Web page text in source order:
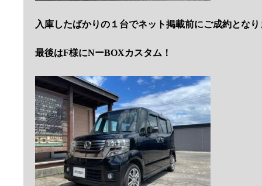
入庫したばかりの１台でネット掲載前にご成約とな
最後はF様にNーBOXカスタム！